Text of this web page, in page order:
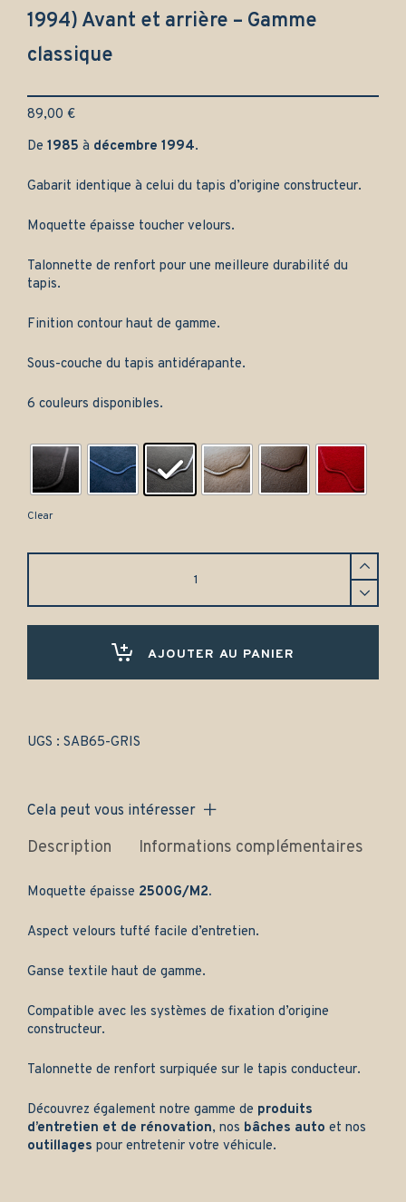
1994) Avant et arrière – Gamme
classique
89,00 €
De 1985 à décembre 1994.
Gabarit identique à celui du tapis d’origine constructeur.
Moquette épaisse toucher velours.
Talonnette de renfort pour une meilleure durabilité du
tapis.
Finition contour haut de gamme.
Sous-couche du tapis antidérapante.
6 couleurs disponibles.
Clear
Gamme
AJOUTER AU PANIER
UGS : SAB65-GRIS
Cela peut vous intéresser
Description Informations complémentaires
Moquette épaisse 2500G/M2.
Aspect velours tufté facile d’entretien.
Ganse textile haut de gamme.
Compatible avec les systèmes de fixation d’origine
constructeur.
Talonnette de renfort surpiquée sur le tapis conducteur.
Découvrez également notre gamme de produits
d’entretien et de rénovation, nos bâches auto et nos
outillages pour entretenir votre véhicule.